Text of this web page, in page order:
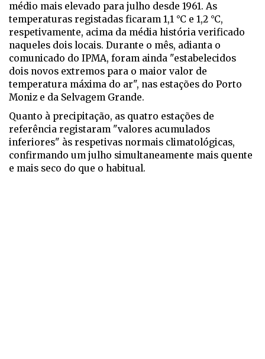
médio mais elevado para julho desde 1961. As
temperaturas registadas ficaram 1,1 °C e 1,2 °C,
respetivamente, acima da média história verificado
naqueles dois locais. Durante o mês, adianta o
comunicado do IPMA, foram ainda "estabelecidos
dois novos extremos para o maior valor de
temperatura máxima do ar", nas estações do Porto
Moniz e da Selvagem Grande.
Quanto à precipitação, as quatro estações de
referência registaram "valores acumulados
inferiores" às respetivas normais climatológicas,
confirmando um julho simultaneamente mais quente
e mais seco do que o habitual.